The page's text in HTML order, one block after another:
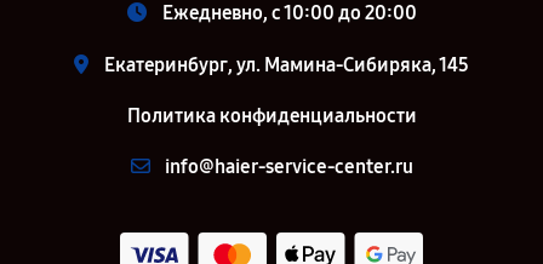
Ежедневно, с 10:00 до 20:00
Екатеринбург, ул. Мамина-Сибиряка, 145
Политика конфиденциальности
info@haier-service-center.ru